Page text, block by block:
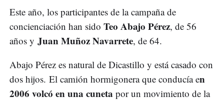
Este año, los participantes de la campaña de
concienciación han sido Teo Abajo Pérez, de 56
años y Juan Muñoz Navarrete, de 64.
Abajo Pérez es natural de Dicastillo y está casado con
dos hijos. El camión hormigonera que conducía en
2006 volcó en una cuneta por un movimiento de la